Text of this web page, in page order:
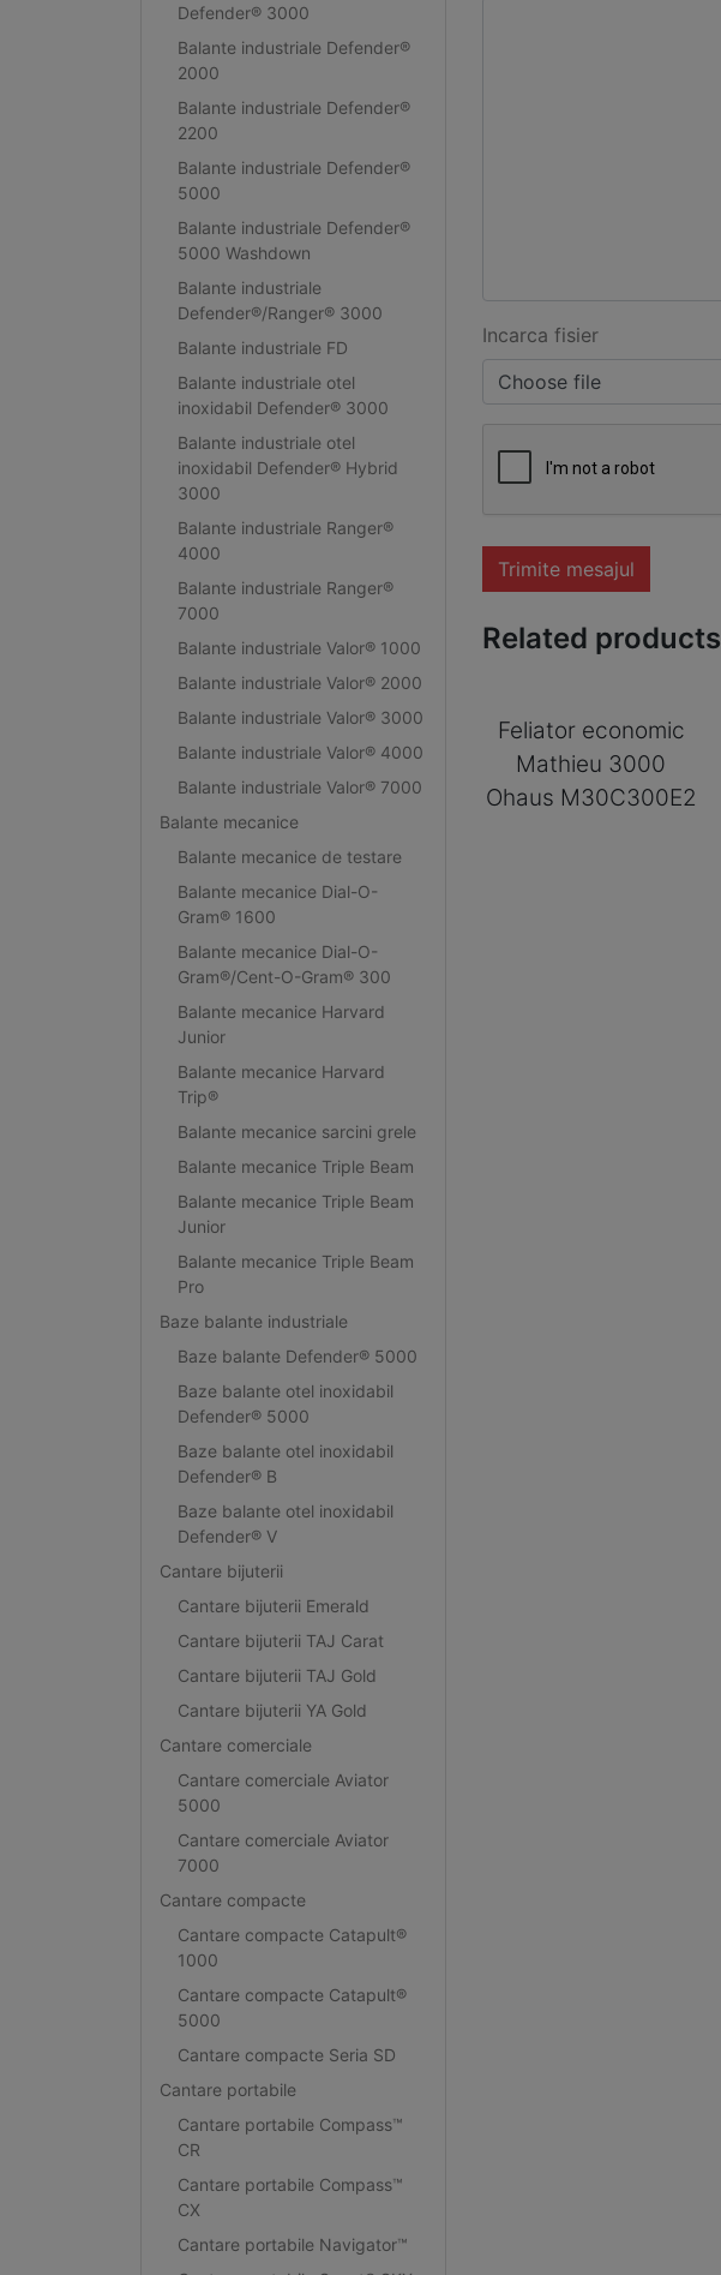
Defender® 3000
Balante industriale Defender®
2000
Balante industriale Defender®
2200
Balante industriale Defender®
5000
Balante industriale Defender®
5000 Washdown
Balante industriale
Defender®/Ranger® 3000
Balante industriale FD
Balante industriale otel
inoxidabil Defender® 3000
Balante industriale otel
inoxidabil Defender® Hybrid
3000
Balante industriale Ranger®
4000
Balante industriale Ranger®
7000
Balante industriale Valor® 1000
Balante industriale Valor® 2000
Balante industriale Valor® 3000
Balante industriale Valor® 4000
Balante industriale Valor® 7000
Balante mecanice
Balante mecanice de testare
Balante mecanice Dial-O-
Gram® 1600
Balante mecanice Dial-O-
Gram®/Cent-O-Gram® 300
Balante mecanice Harvard
Junior
Balante mecanice Harvard
Trip®
Balante mecanice sarcini grele
Balante mecanice Triple Beam
Balante mecanice Triple Beam
Junior
Balante mecanice Triple Beam
Pro
Baze balante industriale
Baze balante Defender® 5000
Baze balante otel inoxidabil
Defender® 5000
Baze balante otel inoxidabil
Defender® B
Baze balante otel inoxidabil
Defender® V
Cantare bijuterii
Cantare bijuterii Emerald
Cantare bijuterii TAJ Carat
Cantare bijuterii TAJ Gold
Cantare bijuterii YA Gold
Cantare comerciale
Cantare comerciale Aviator
5000
Cantare comerciale Aviator
7000
Cantare compacte
Cantare compacte Catapult®
1000
Cantare compacte Catapult®
5000
Cantare compacte Seria SD
Cantare portabile
Cantare portabile Compass™
CR
Cantare portabile Compass™
CX
Cantare portabile Navigator™
Incarca fisier
Choose file
Trimite mesajul
Related products
Feliator economic
Mathieu 3000
Ohaus M30C300E2